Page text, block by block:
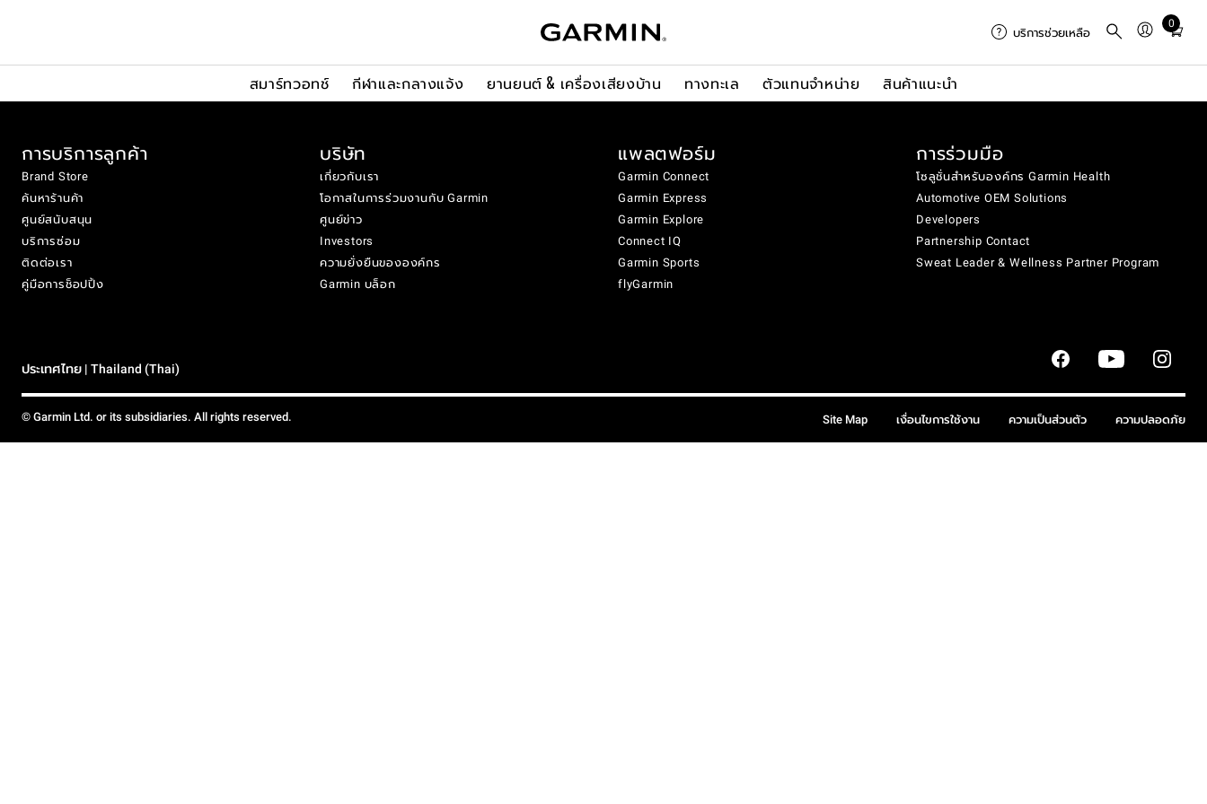
สมาร์ทวอทช์ กีฬาและกลางแจ้ง ยานยนต์ & เครื่องเสียงบ้าน ทางทะเล ตัวแทนจำหน่าย สินค้าแนะนำ
บริการช่วยเหลือ
0
Total
in
การบริการลูกค้า
Brand Store
ค้นหาร้านค้า
ศูนย์สนับสนุน
บริการซ่อม
ติดต่อเรา
คู่มือการช็อปปิ้ง
บริษัท
เกี่ยวกับเรา
โอกาสในการร่วมงานกับ Garmin
ศูนย์ข่าว
Investors
ความยั่งยืนขององค์กร
Garmin บล็อก
แพลตฟอร์ม
Garmin Connect
Garmin Express
Garmin Explore
Connect IQ
Garmin Sports
flyGarmin
การร่วมมือ
โซลูชั่นสำหรับองค์กร Garmin Health
Automotive OEM Solutions
Developers
Partnership Contact
Sweat Leader & Wellness Partner Program
ประเทศไทย | Thailand (Thai)
© Garmin Ltd. or its subsidiaries. All rights reserved. Site Map เงื่อนไขการใช้งาน ความเป็นส่วนตัว ความปลอดภัย